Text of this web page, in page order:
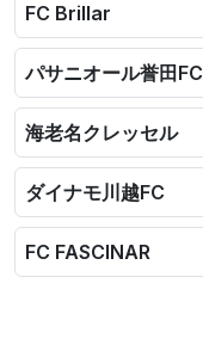
FC Brillar
パサニオール誉田FC
海老名クレッセル
ダイナモ川越FC
FC FASCINAR